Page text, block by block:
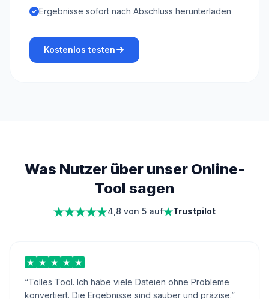
Ergebnisse sofort nach Abschluss herunterladen
Kostenlos testen
Was Nutzer über unser Online-
Tool sagen
4,8 von 5 auf Trustpilot
“Tolles Tool. Ich habe viele Dateien ohne Probleme
konvertiert. Die Ergebnisse sind sauber und präzise.”